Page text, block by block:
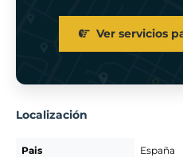
Ver servicios
Localización
Pais España